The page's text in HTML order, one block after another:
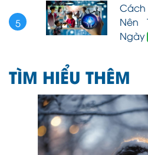
5
Cách
Nên
Ngày
TÌM HIỂU THÊM